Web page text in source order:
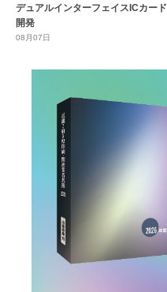
デュアルインターフェイスICカード
開発
08月07日